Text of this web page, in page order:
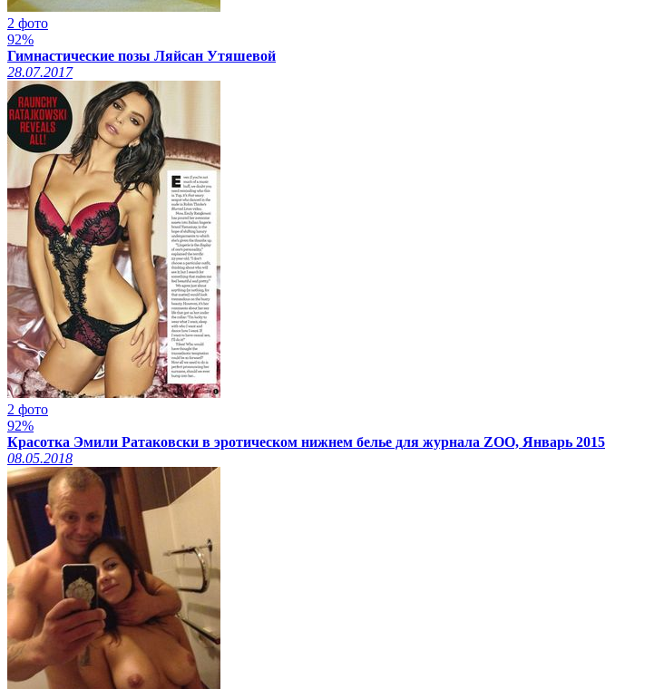
2 фото
92%
Гимнастические позы Ляйсан Утяшевой
28.07.2017
2 фото
92%
Красотка Эмили Ратаковски в эротическом нижнем белье для журнала ZOO, Январь 2015
08.05.2018